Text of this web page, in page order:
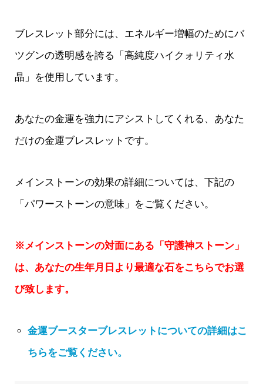
ブレスレット部分には、エネルギー増幅のためにバ
ツグンの透明感を誇る「高純度ハイクォリティ水
晶」を使用しています。
あなたの金運を強力にアシストしてくれる、あなた
だけの金運ブレスレットです。
メインストーンの効果の詳細については、下記の
「パワーストーンの意味」をご覧ください。
※メインストーンの対面にある「守護神ストーン」
は、あなたの生年月日より最適な石をこちらでお選
び致します。
金運ブースターブレスレットについての詳細はこ
ちらをご覧ください。